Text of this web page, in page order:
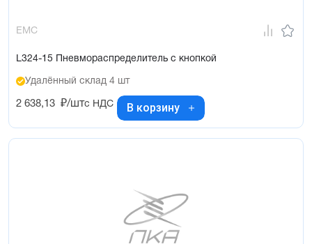
EMC
L324-15 Пневмораспределитель с кнопкой
Удалённый склад 4 шт
2 638,13 ₽/штс НДС В корзину